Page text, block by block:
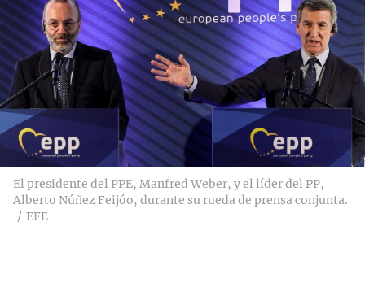
El presidente del PPE, Manfred Weber, y el líder del PP,
Alberto Núñez Feijóo, durante su rueda de prensa conjunta.
EFE